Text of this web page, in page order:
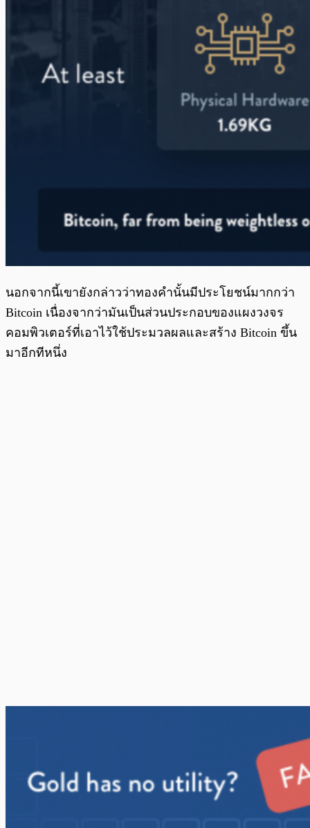
นอกจากนี้เขายังกล่าวว่าทองคำนั้นมีประโยชน์มากกว่า
Bitcoin เนื่องจากว่ามันเป็นส่วนประกอบของแผงวงจร
คอมพิวเตอร์ที่เอาไว้ใช้ประมวลผลและสร้าง Bitcoin ขึ้น
มาอีกทีหนึ่ง